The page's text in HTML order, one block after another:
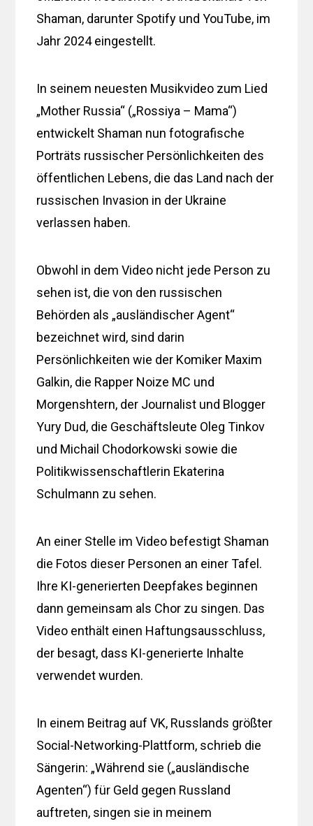
Shaman, darunter Spotify und YouTube, im
Jahr 2024 eingestellt.
In seinem neuesten Musikvideo zum Lied
„Mother Russia“ („Rossiya – Mama“)
entwickelt Shaman nun fotografische
Porträts russischer Persönlichkeiten des
öffentlichen Lebens, die das Land nach der
russischen Invasion in der Ukraine
verlassen haben.
Obwohl in dem Video nicht jede Person zu
sehen ist, die von den russischen
Behörden als „ausländischer Agent“
bezeichnet wird, sind darin
Persönlichkeiten wie der Komiker Maxim
Galkin, die Rapper Noize MC und
Morgenshtern, der Journalist und Blogger
Yury Dud, die Geschäftsleute Oleg Tinkov
und Michail Chodorkowski sowie die
Politikwissenschaftlerin Ekaterina
Schulmann zu sehen.
An einer Stelle im Video befestigt Shaman
die Fotos dieser Personen an einer Tafel.
Ihre KI-generierten Deepfakes beginnen
dann gemeinsam als Chor zu singen. Das
Video enthält einen Haftungsausschluss,
der besagt, dass KI-generierte Inhalte
verwendet wurden.
In einem Beitrag auf VK, Russlands größter
Social-Networking-Plattform, schrieb die
Sängerin: „Während sie („ausländische
Agenten“) für Geld gegen Russland
auftreten, singen sie in meinem